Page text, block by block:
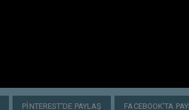
PINTEREST'DE PAYLAŞ FACEBOOK'TA